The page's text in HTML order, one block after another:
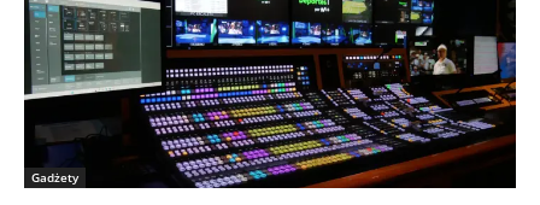
Gadżety